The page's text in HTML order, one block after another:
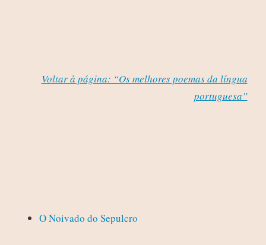
Voltar à página: “Os melhores poemas da língua
portuguesa”
O Noivado do Sepulcro